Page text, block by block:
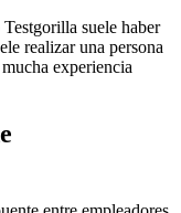
suele haber
realizar una persona
experiencia